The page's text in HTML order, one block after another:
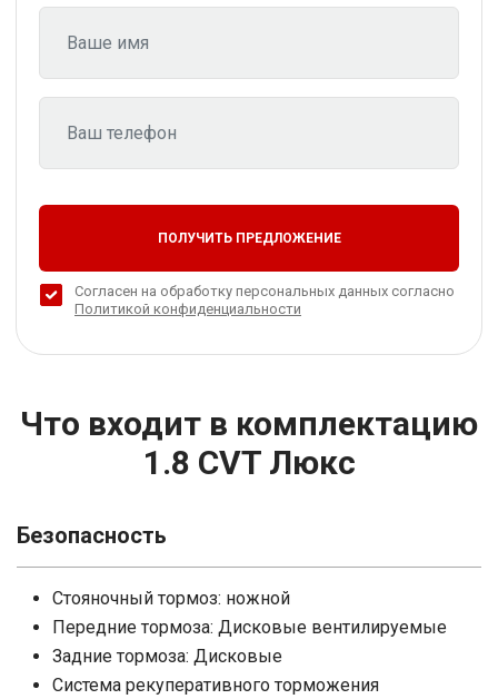
ПОЛУЧИТЬ ПРЕДЛОЖЕНИЕ
Согласен на обработку персональных данных согласно
Политикой конфиденциальности
Что входит в комплектацию
1.8 CVT Люкс
Безопасность
Стояночный тормоз: ножной
Передние тормоза: Дисковые вентилируемые
Задние тормоза: Дисковые
Система рекуперативного торможения